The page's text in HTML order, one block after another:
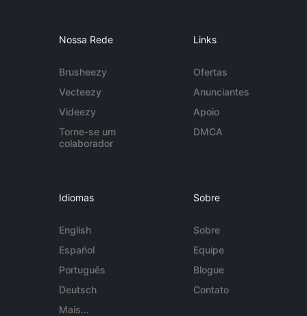
Nossa Rede
Brusheezy
Vecteezy
Videezy
Torne-se um
colaborador
Links
Ofertas
Anunciantes
Apoio
DMCA
Idiomas
English
Español
Português
Deutsch
Mais...
Sobre
Sobre
Equipe
Blogue
Contato